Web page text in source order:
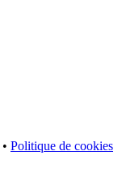
• Politique de cookies